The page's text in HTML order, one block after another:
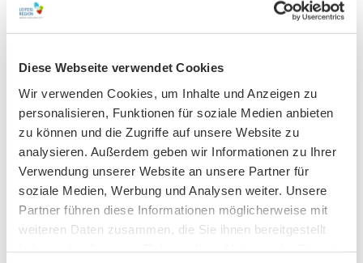
Diese Webseite verwendet Cookies
Wir verwenden Cookies, um Inhalte und Anzeigen zu
personalisieren, Funktionen für soziale Medien anbieten
zu können und die Zugriffe auf unsere Website zu
analysieren. Außerdem geben wir Informationen zu Ihrer
Verwendung unserer Website an unsere Partner für
soziale Medien, Werbung und Analysen weiter. Unsere
Partner führen diese Informationen möglicherweise mit
weiteren Daten zusammen, die Sie ihnen bereitgestellt
Wilhelm-Leuschner-Platz (S-Bahnlinien S1, S2, S3, S4, S5, S5X
und Straßenbahnlinien 2, 8, 9, 10, 11, 14). Alternativ mit der
Buslinie 89 bis Haltestelle Moritzbastei. Weitere Haltestellen
im näheren Umfeld: Augustusplatz, Roßplatz.
Mit dem PKW: Nutzung der umliegenden Parkhäuser der
Innenstadt, wie Parkhaus Neumarkt, CONTIPARK Parkhaus
Martin-Luther-Ring und Q-Park Augustusplatz.
https://www.krystallpalast.de/anfahrt